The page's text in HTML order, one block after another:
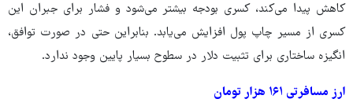
کاهش پیدا می‌کند، کسری بودجه بیشتر می‌شود و فشار برای جبران این
کسری از مسیر چاپ پول افزایش می‌یابد. بنابراین حتی در صورت توافق،
انگیزه ساختاری برای تثبیت دلار در سطوح بسیار پایین وجود ندارد.
ارز مسافرتی ۱۶۱ هزار تومان